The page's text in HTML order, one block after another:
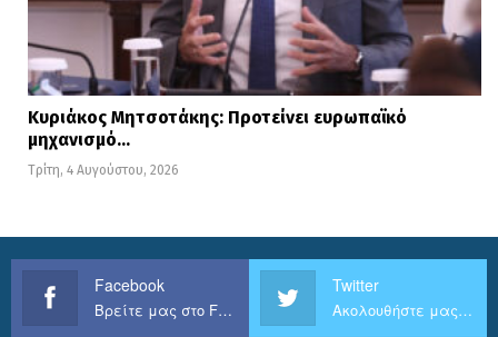
Κυριάκος Μητσοτάκης: Προτείνει ευρωπαϊκό
μηχανισμό…
Τρίτη, 4 Αυγούστου, 2026
Facebook
Βρείτε μας στο Facebook
Twitter
Ακολουθήστε μας στο Twitter